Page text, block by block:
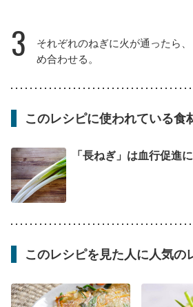
3
それぞれのねぎに火が通ったら
め合わせる。
このレシピに使われている食
「長ねぎ」は血行促進
このレシピを見た人に人気の